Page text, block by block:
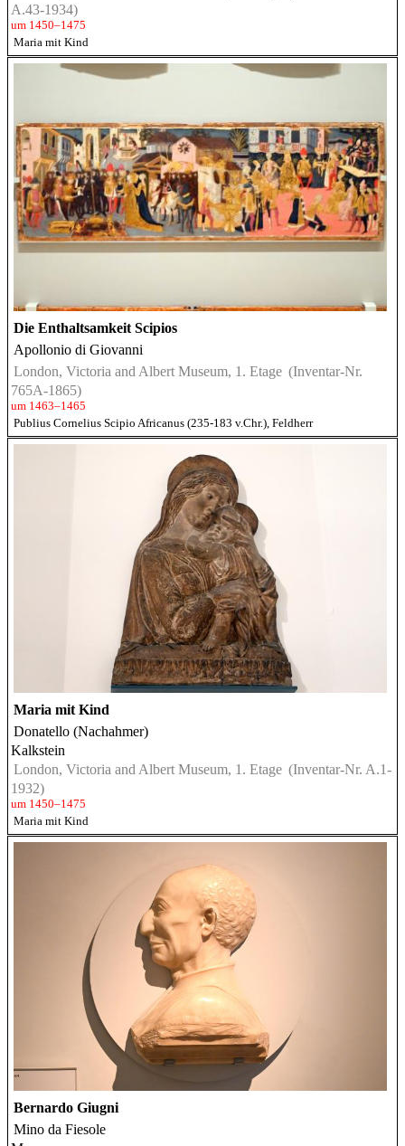
A.43-1934)
um 1450–1475
Maria mit Kind
Die Enthaltsamkeit Scipios
Apollonio di Giovanni
London, Victoria and Albert Museum, 1. Etage (Inventar-Nr.
765A-1865)
um 1463–1465
Publius Cornelius Scipio Africanus (235-183 v.Chr.), Feldherr
Maria mit Kind
Donatello (Nachahmer)
Kalkstein
London, Victoria and Albert Museum, 1. Etage (Inventar-Nr. A.1-
1932)
um 1450–1475
Maria mit Kind
Bernardo Giugni
Mino da Fiesole